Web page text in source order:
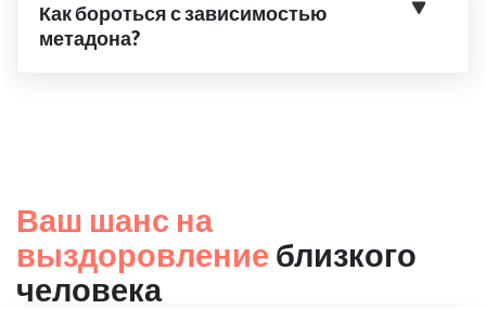
Как бороться с зависимостью
метадона?
Ваш шанс на
выздоровление близкого
человека